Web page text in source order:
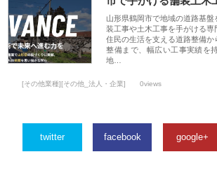
山形県鶴岡市で地域の道路基
装工事や土木工事を手がける
住民の生活を支える道路整備か
整備まで、幅広い工事実績を
地…
[その他業種][その他_法人・企業] 0views
twitter facebook google+